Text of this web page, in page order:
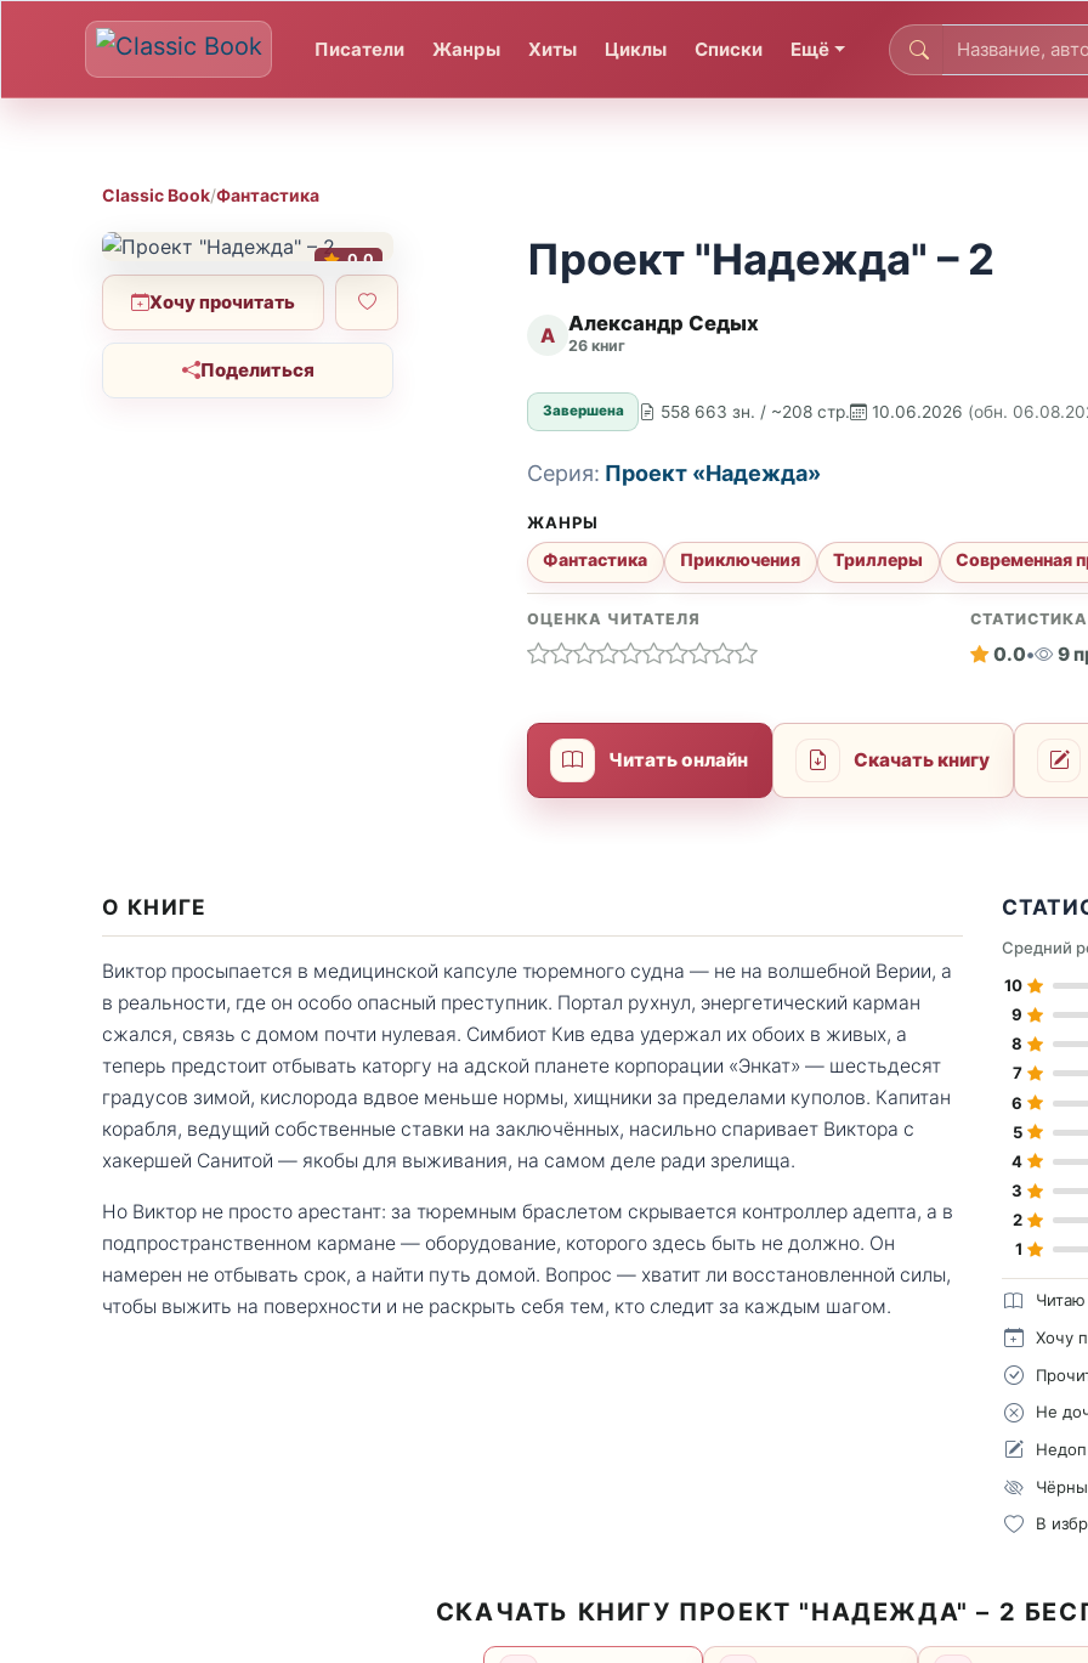
Писатели Жанры Хиты Циклы Списки Ещё
Classic Book/Фантастика
0.0
Хочу прочитать
Поделиться
Проект "Надежда" – 2
А Александр Седых
26 книг
Завершена 558 663 зн. / ~208 стр. 10.06.2026 (обн.
Серия: Проект «Надежда»
ЖАНРЫ
Фантастика Приключения Триллеры Современная
ОЦЕНКА ЧИТАТЕЛЯ СТАТИСТИКА
0.0• 9
Читать онлайн Скачать книгу
О КНИГЕ
Виктор просыпается в медицинской капсуле тюремного судна — не на волшебной Верии, а
в реальности, где он особо опасный преступник. Портал рухнул, энергетический карман
сжался, связь с домом почти нулевая. Симбиот Кив едва удержал их обоих в живых, а
теперь предстоит отбывать каторгу на адской планете корпорации «Энкат» — шестьдесят
градусов зимой, кислорода вдвое меньше нормы, хищники за пределами куполов. Капитан
корабля, ведущий собственные ставки на заключённых, насильно спаривает Виктора с
хакершей Санитой — якобы для выживания, на самом деле ради зрелища.
Но Виктор не просто арестант: за тюремным браслетом скрывается контроллер адепта, а в
подпространственном кармане — оборудование, которого здесь быть не должно. Он
намерен не отбывать срок, а найти путь домой. Вопрос — хватит ли восстановленной силы,
чтобы выжить на поверхности и не раскрыть себя тем, кто следит за каждым шагом.
Средний
10
9
8
7
6
5
4
3
2
1
Читаю
Хочу
Не
В
СКАЧАТЬ КНИГУ ПРОЕКТ "НАДЕЖДА" – 2